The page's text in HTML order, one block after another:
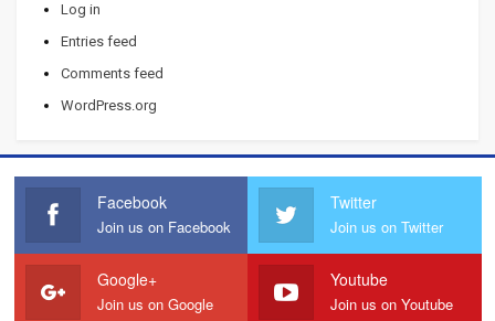
Log in
Entries feed
Comments feed
WordPress.org
Facebook
Join us on Facebook
Twitter
Join us on Twitter
Google+
Join us on Google
Youtube
Join us on Youtube